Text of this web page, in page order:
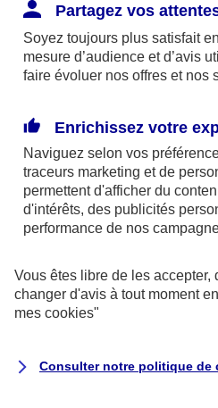
disponibles sur le site
AXA France IARD et
mandataires exclusifs en
246 et n°13 005 764
surwww.orias.fr)
AXA Assistance France
S.A au capital de 51 429
Siège social :
8-10, rue Paul Vaillant
Partagez vos
Soyez toujours plus satisfait
mesure d’audience et d’avis
faire évoluer nos offres et nos
Enrichissez votre
Naviguez selon vos
traceurs marketing et de
permettent d'afficher du
d'intérêts, des publicités
performance de nos
Vous êtes libre de les accepter,
changer d'avis à tout moment
mes cookies"
Consulter notre politique de